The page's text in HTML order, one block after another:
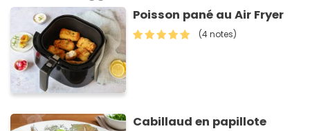
Poisson pané au Air Fryer
(4 notes)
Cabillaud en papillote